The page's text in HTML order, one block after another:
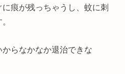
痕が残っちゃうし、蚊に刺
らなかなか退治できな